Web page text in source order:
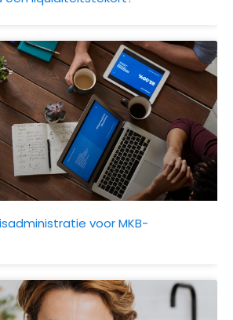
voor MKB-